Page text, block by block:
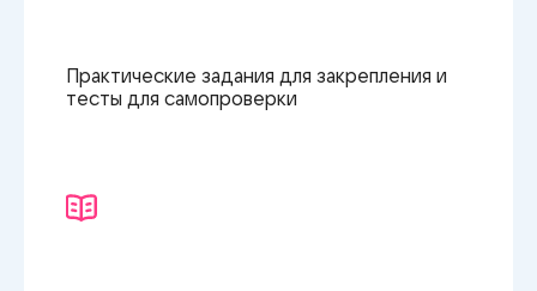
Практические задания для закрепления и
тесты для самопроверки